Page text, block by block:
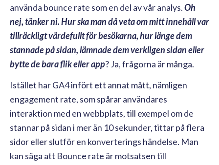
använda bounce rate som en del av vår analys.Oh
nej, tänker ni. Hur ska man då veta om mitt innehåll var
tillräckligt värdefullt för besökarna, hur länge dem
stannade på sidan, lämnade dem verkligen sidan eller
bytte de bara flik eller app? Ja, frågorna är många.
Istället har GA4 infört ett annat mått, nämligen
engagement rate, som spårar användares
interaktion med en webbplats, till exempel om de
stannar på sidan i mer än 10 sekunder, tittar på flera
sidor eller slutför en konverterings händelse. Man
kan säga att Bounce rate är motsatsen till